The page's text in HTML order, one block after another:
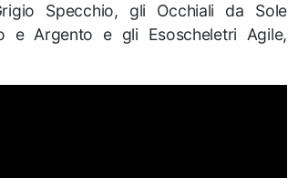
Specchio, gli Occhiali da Sole
e Argento e gli Esoscheletri Agile,